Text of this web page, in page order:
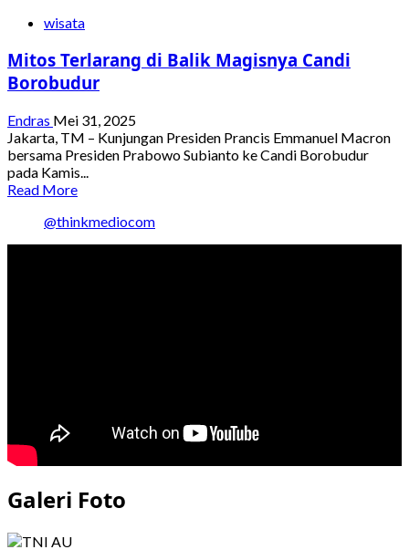
Desa
Kaliangkrik
wisata
Mitos Terlarang di Balik Magisnya Candi
Borobudur
Endras Mei 31, 2025
Jakarta, TM – Kunjungan Presiden Prancis Emmanuel Macron
bersama Presiden Prabowo Subianto ke Candi Borobudur
pada Kamis...
Read MoreRead
about
@thinkmediocom
Galeri Foto